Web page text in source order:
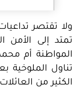
ولا تقتصر
تمتد إلى الأمن
المواطنة أم
تناول الملوخية
الكثير من